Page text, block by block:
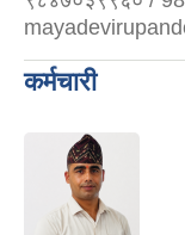
कर्मचारी